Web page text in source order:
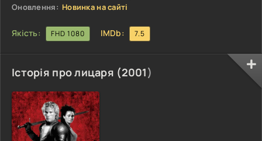
Оновлення: Новинка на сайті
Якість: FHD 1080 IMDb: 7.5
Історія про лицаря (2001)